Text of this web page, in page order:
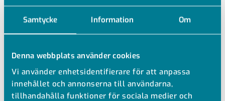
Samtycke Information Om
Denna webbplats använder cookies
Vi använder enhetsidentifierare för att anpassa
innehållet och annonserna till användarna,
tillhandahålla funktioner för sociala medier och
E-post*
* Jag godkänner härmed GPAsintegritetspolicy